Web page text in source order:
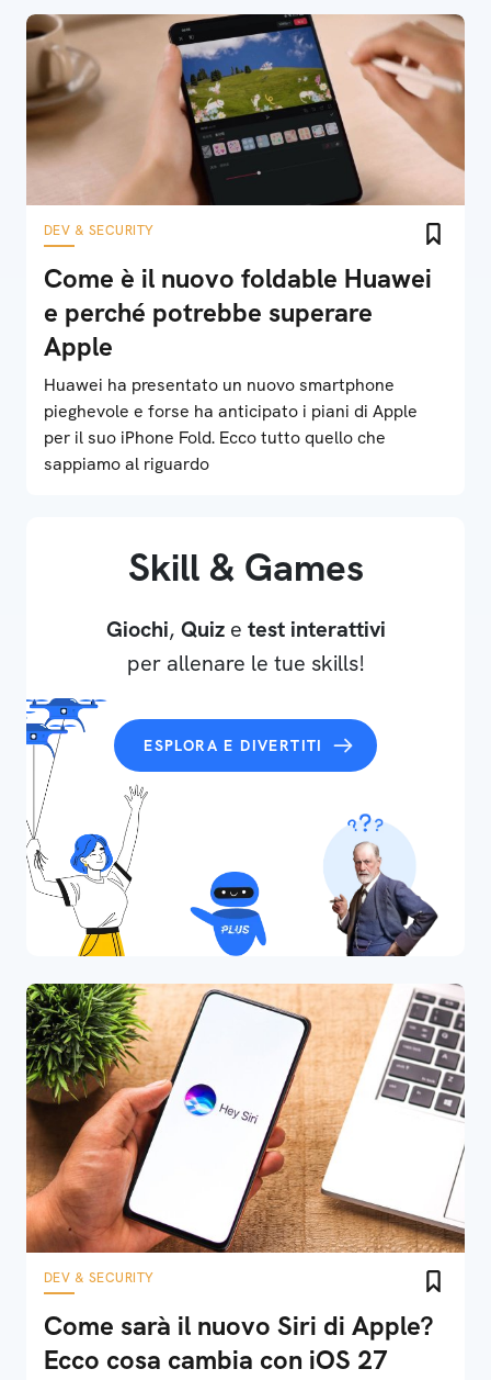
DEV & SECURITY
Come è il nuovo foldable Huawei
e perché potrebbe superare
Apple
Huawei ha presentato un nuovo smartphone
pieghevole e forse ha anticipato i piani di Apple
per il suo iPhone Fold. Ecco tutto quello che
sappiamo al riguardo
Skill & Games
Giochi, Quize test interattivi
per allenare le tue skills!
ESPLORA E DIVERTITI
DEV & SECURITY
Come sarà il nuovo Siri di Apple?
Ecco cosa cambia con iOS 27